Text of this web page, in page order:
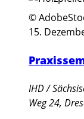
©
15.
IHD /
Weg 24,